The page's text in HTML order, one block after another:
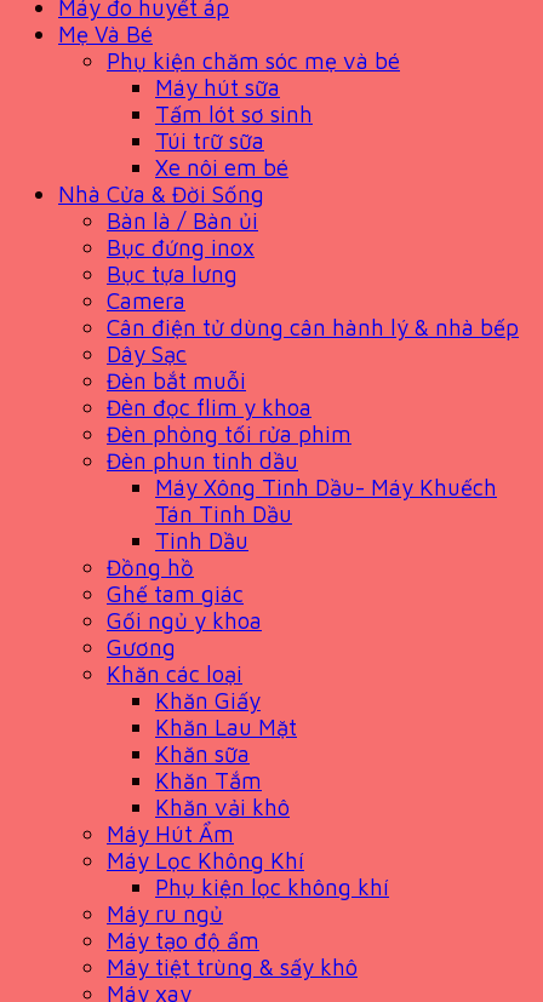
Máy đo huyết áp
Mẹ Và Bé
Phụ kiện chăm sóc mẹ và bé
Máy hút sữa
Tấm lót sơ sinh
Túi trữ sữa
Xe nôi em bé
Nhà Cửa & Đời Sống
Bàn là / Bàn ủi
Bục đứng inox
Bục tựa lưng
Camera
Cân điện tử dùng cân hành lý & nhà bếp
Dây Sạc
Đèn bắt muỗi
Đèn đọc flim y khoa
Đèn phòng tối rửa phim
Đèn phun tinh dầu
Máy Xông Tinh Dầu- Máy Khuếch
Tán Tinh Dầu
Tinh Dầu
Đồng hồ
Ghế tam giác
Gối ngủ y khoa
Gương
Khăn các loại
Khăn Giấy
Khăn Lau Mặt
Khăn sữa
Khăn Tắm
Khăn vải khô
Máy Hút Ẩm
Máy Lọc Không Khí
Phụ kiện lọc không khí
Máy ru ngủ
Máy tạo độ ẩm
Máy tiệt trùng & sấy khô
Máy xay